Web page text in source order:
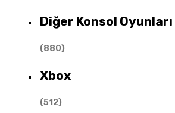
Diğer Konsol Oyunları
(880)
Xbox
(512)